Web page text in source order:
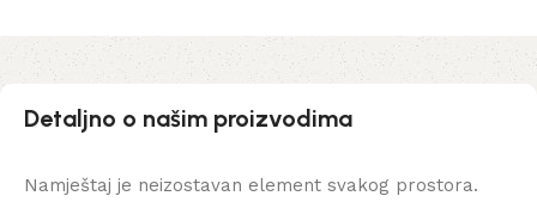
Detaljno o našim proizvodima
Namještaj je neizostavan element svakog prostora.